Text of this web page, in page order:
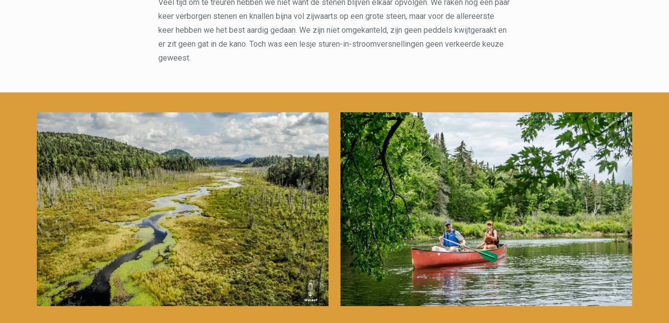
Veel tijd om te treuren hebben we niet want de stenen blijven elkaar opvolgen. We raken nog een paar
keer verborgen stenen en knallen bijna vol zijwaarts op een grote steen, maar voor de allereerste
keer hebben we het best aardig gedaan. We zijn niet omgekanteld, zijn geen peddels kwijtgeraakt en
er zit geen gat in de kano. Toch was een lesje sturen-in-stroomversnellingen geen verkeerde keuze
geweest.